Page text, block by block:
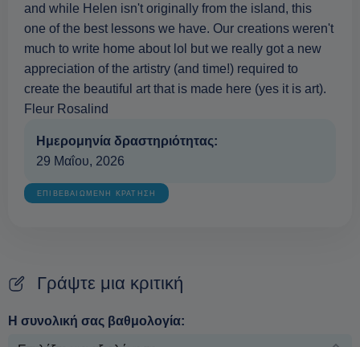
and while Helen isn't originally from the island, this
one of the best lessons we have. Our creations weren't
much to write home about lol but we really got a new
appreciation of the artistry (and time!) required to
create the beautiful art that is made here (yes it is art).
Fleur Rosalind
Ημερομηνία δραστηριότητας:
29 Μαΐου, 2026
ΕΠΙΒΕΒΑΙΩΜΕΝΗ ΚΡΑΤΗΣΗ
Γράψτε μια κριτική
Η συνολική σας βαθμολογία: